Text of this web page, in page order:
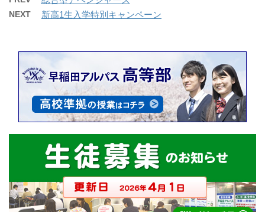
NEXT 新高1生入学特別キャンペーン